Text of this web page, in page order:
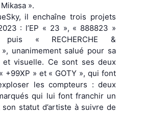
».
il enchaîne trois projets
: l’EP « 23 », « 888823 »
puis « RECHERCHE &
», unanimement salué pour sa
et visuelle. Ce sont ses deux
+99XP » et « GOTY », qui font
les compteurs : deux
qui lui font franchir un
statut d’artiste à suivre de